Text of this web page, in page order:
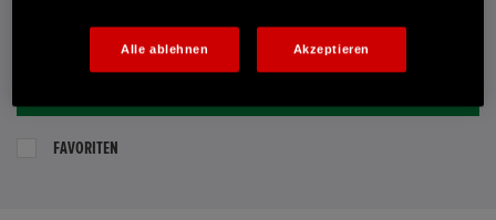
E-MAIL-ANFRAGE
FAVORITEN
Alle ablehnen Akzeptieren